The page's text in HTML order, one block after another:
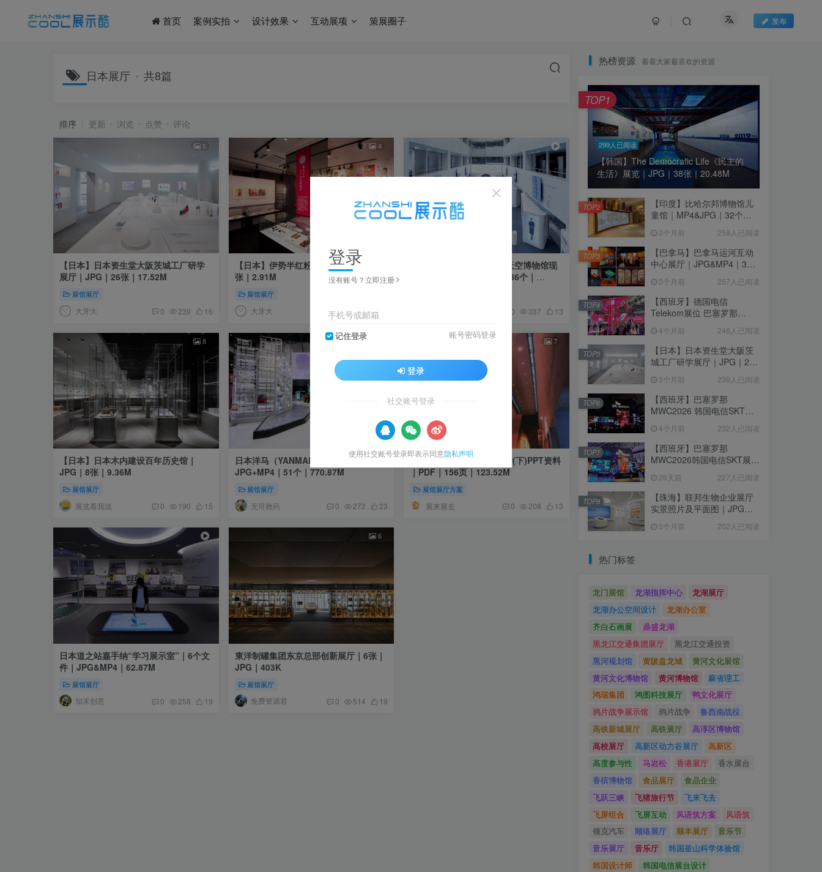
首页 案例实拍 设计效果 互动展项 策展圈子 发布
日本展厅 共8篇
排序 更新 浏览 点赞 评论
5
【日本】日本资生堂大阪茨城工厂研学
展厅｜JPG｜26张｜17.52M
展馆展厅
大牙大 0 239 16
4
【日本】伊势半红粉博物馆｜JPG｜17
张｜2.91M
展馆展厅
大牙大 0 206
【日本】日本航空 (JAL) 天空博物馆现
场视频照片｜JPG+MP4｜36个｜
0 337 13
8
【日本】日本木内建设百年历史馆｜
JPG｜8张｜9.36M
展馆展厅
展览看我说 0 190 15
日本洋马（YANMAR）博物馆｜
JPG+MP4｜51个｜770.87M
展馆展厅
无可救药 0 272 23
7
日本美术馆博物馆建筑设计(下)PPT资料
｜PDF｜156页｜123.52M
展馆展厅方案
展来展去 0 208 13
日本道之站嘉手纳“学习展示室”｜6个文
件｜JPG&MP4｜62.87M
展馆展厅
知末创意 0 258 19
6
東洋制罐集团东京总部创新展厅｜6张｜
JPG｜403K
展馆展厅
免费资源君 0 514 19
热榜资源 看看大家最喜欢的资源
299人已阅读
【韩国】The Democratic Life《民主的
生活》展览｜JPG｜38张｜20.48M
TOP1
【印度】比哈尔邦博物馆儿
童馆｜MP4&JPG｜32个｜
3个月前 258人已阅读
TOP2
【巴拿马】巴拿马运河互动
中心展厅｜JPG&MP4｜39
3个月前 257人已阅读
TOP3
【西班牙】德国电信
Telekom展位 巴塞罗那
｜77.42M
4个月前 246人已阅读
TOP4
【日本】日本资生堂大阪茨
城工厂研学展厅｜JPG｜26
3个月前 239人已阅读
TOP5
【西班牙】巴塞罗那
MWC2026 韩国电信SKT展
105.67M
4个月前 232人已阅读
TOP6
【西班牙】巴塞罗那
MWC2026韩国电信SKT展台
个｜16.51M
26天前 227人已阅读
TOP7
【珠海】联邦生物企业展厅
实景照片及平面图｜JPG｜
3个月前 202人已阅读
TOP8
热门标签
龙门展馆 龙湖指挥中心
龙湖展厅
龙湖办公空间设计
龙湖办公室
齐白石画展
鼎盛龙湖
黑龙江交通集团展厅
黑龙江交通投资
黑河规划馆
黄陂盘龙城
黄河文化展馆
黄河文化博物馆
黄河博物馆
麻省理工
鸿瑞集团
鸿图科技展厅
鸭文化展厅
鸦片战争展示馆
鸦片战争
鲁西南战役
高铁新城展厅
高铁展厅
高淳区博物馆
高校展厅
高新区动力谷展厅
高新区
高度参与性
马岩松 香港展厅
香水展台
香槟博物馆
食品展厅
食品企业
飞跃三峡
飞猪旅行节
飞来飞去
飞屏组合
飞屏互动 风语筑方案
风语筑
领克汽车
顺络展厅 顺丰展厅
音乐节
音乐展厅
音乐厅
韩国釜山科学体验馆
韩国设计师
韩国电信展台设计
登录
没有账号？立即注册
手机号或邮箱
记住登录 账号密码登录
登录
社交账号登录
使用社交账号登录即表示同意隐私声明